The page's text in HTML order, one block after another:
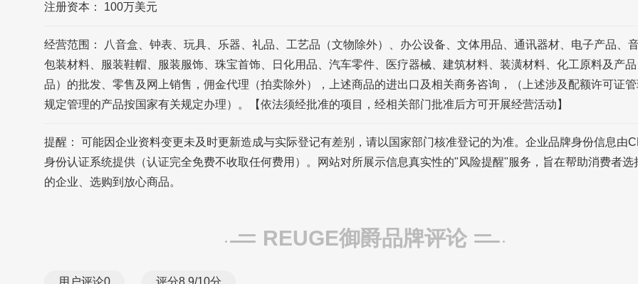
注册资本： 100万美元
经营范围： 八音盒、钟表、玩具、乐器、礼品、工艺品（文物除外）、办公设备、文体用品、通讯器材、电子产品、音
包装材料、服装鞋帽、服装服饰、珠宝首饰、日化用品、汽车零件、医疗器械、建筑材料、装潢材料、化工原料及产
品）的批发、零售及网上销售，佣金代理（拍卖除外），上述商品的进出口及相关商务咨询，（上述涉及配额许可证
规定管理的产品按国家有关规定办理）。【依法须经批准的项目，经相关部门批准后方可开展经营活动】
提醒： 可能因企业资料变更未及时更新造成与实际登记有差别，请以国家部门核准登记的为准。企业品牌身份信息由
身份认证系统提供（认证完全免费不收取任何费用）。网站对所展示信息真实性的"风险提醒"服务，旨在帮助消费者选
的企业、选购到放心商品。
REUGE御爵品牌评论